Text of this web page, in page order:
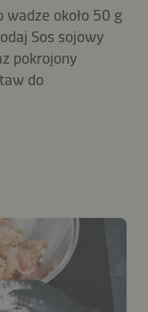
wadze około 50 g
Sos sojowy
pokrojony
do